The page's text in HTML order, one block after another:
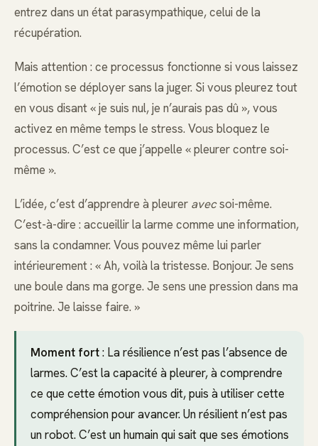
entrez dans un état parasympathique, celui de la
récupération.
Mais attention : ce processus fonctionne si vous laissez
l’émotion se déployer sans la juger. Si vous pleurez tout
en vous disant « je suis nul, je n’aurais pas dû », vous
activez en même temps le stress. Vous bloquez le
processus. C’est ce que j’appelle « pleurer contre soi-
même ».
L’idée, c’est d’apprendre à pleurer avecsoi-même.
C’est-à-dire : accueillir la larme comme une information,
sans la condamner. Vous pouvez même lui parler
intérieurement : « Ah, voilà la tristesse. Bonjour. Je sens
une boule dans ma gorge. Je sens une pression dans ma
poitrine. Je laisse faire. »
Moment fort: La résilience n’est pas l’absence de
larmes. C’est la capacité à pleurer, à comprendre
ce que cette émotion vous dit, puis à utiliser cette
compréhension pour avancer. Un résilient n’est pas
un robot. C’est un humain qui sait que ses émotions